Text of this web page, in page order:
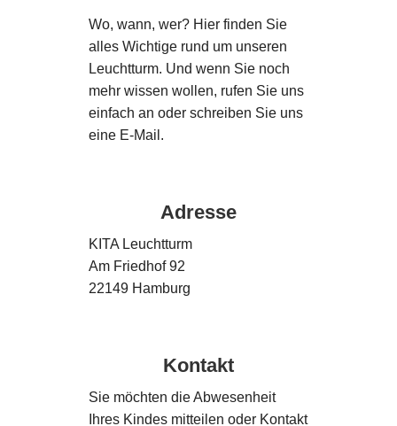
Wo, wann, wer? Hier finden Sie
alles Wichtige rund um unseren
Leuchtturm. Und wenn Sie noch
mehr wissen wollen, rufen Sie uns
einfach an oder schreiben Sie uns
eine E-Mail.
Adresse
KITA Leuchtturm
Am Friedhof 92
22149 Hamburg
Kontakt
Sie möchten die Abwesenheit
Ihres Kindes mitteilen oder Kontakt